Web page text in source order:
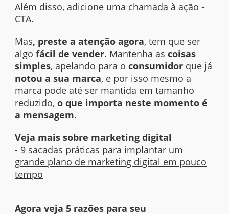
Além disso, adicione uma chamada à ação -
CTA.
Mas, preste a atenção agora, tem que ser
algofácil de vender. Mantenha ascoisas
simples, apelando para oconsumidor que já
notou a sua marca, e por isso mesmo a
marca pode até ser mantida em tamanho
reduzido,o que importa neste momento é
a mensagem.
Veja mais sobre marketing digital
- 9 sacadas práticas para implantar um
grande plano de marketing digital em pouco
tempo
Agora veja 5 razões para seu